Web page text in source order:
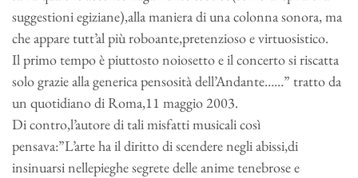
suggestioni egiziane),alla maniera di una colonna sonora, ma
che appare tutt’al più roboante,pretenzioso e virtuosistico.
Il primo tempo è piuttosto noiosetto e il concerto si riscatta
solo grazie alla generica pensosità dell’Andante……” tratto da
un quotidiano di Roma,11 maggio 2003.
Di contro,l’autore di tali misfatti musicali così
pensava:”L’arte ha il diritto di scendere negli abissi,di
insinuarsi nellepieghe segrete delle anime tenebrose e